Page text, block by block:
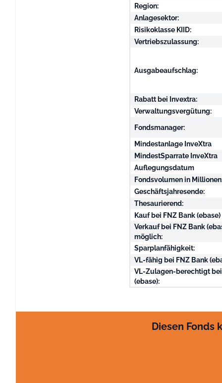
Region:
Anlagesektor:
Risikoklasse KIID:
Vertriebszulassung:
Ausgabeaufschlag:
Rabatt bei Invextra:
Verwaltungsvergütung:
Fondsmanager:
Mindestanlage InveXtra
MindestSparrate InveXtra
Auflegungsdatum
Fondsvolumen in
Geschäftsjahresende:
Thesaurierend:
Kauf bei FNZ Bank
Verkauf bei FNZ Bank
möglich:
Sparplanfähigkeit:
VL-fähig bei FNZ Bank
VL-Zulagen-berechtigt
(ebase):
Diesen Fonds